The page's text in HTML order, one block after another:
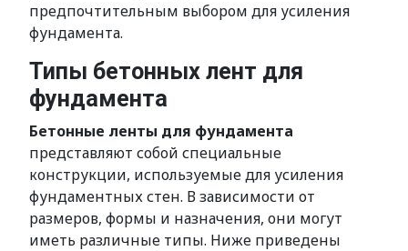
предпочтительным выбором для усиления
фундамента.
Типы бетонных лент для
фундамента
Бетонные ленты для фундамента
представляют собой специальные
конструкции, используемые для усиления
фундаментных стен. В зависимости от
размеров, формы и назначения, они могут
иметь различные типы. Ниже приведены